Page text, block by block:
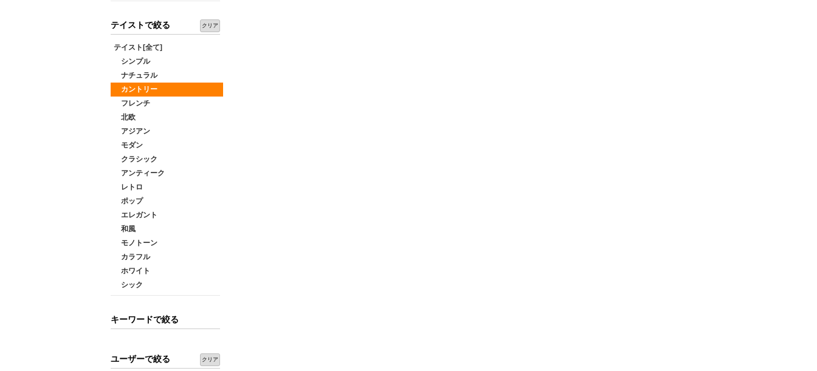
テイストで絞る クリア
テイスト[全て]
シンプル
ナチュラル
カントリー
フレンチ
北欧
アジアン
モダン
クラシック
アンティーク
レトロ
ポップ
エレガント
和風
モノトーン
カラフル
ホワイト
シック
キーワードで絞る
ユーザーで絞る クリア